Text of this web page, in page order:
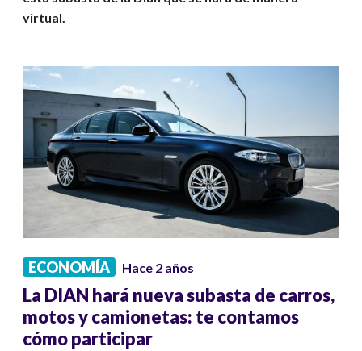
virtual.
ECONOMÍA Hace 2 años
La DIAN hará nueva subasta de carros,
motos y camionetas: te contamos
cómo participar